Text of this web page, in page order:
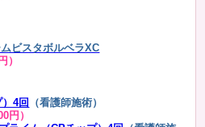
ビスタボルベラXC
）
4回
（看護師施術）
円）